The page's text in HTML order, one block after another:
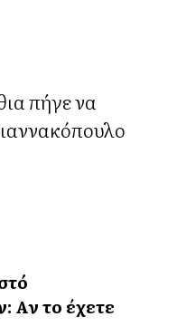
πήγε να
Αν το έχετε